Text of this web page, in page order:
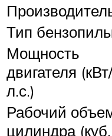
Тип
Мощность
двигателя (кВт/
л.с.)
Рабочий
цилиндра (куб.